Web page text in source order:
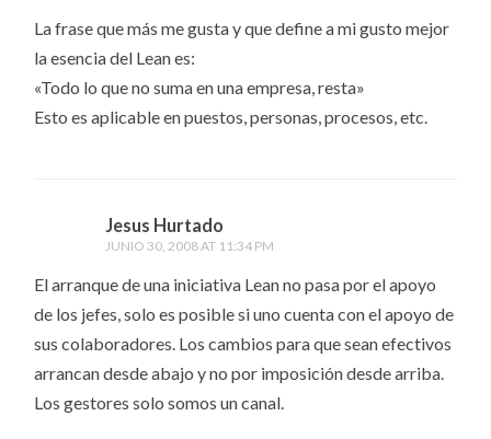
La frase que más me gusta y que define a mi gusto mejor
la esencia del Lean es:
«Todo lo que no suma en una empresa, resta»
Esto es aplicable en puestos, personas, procesos, etc.
Jesus Hurtado
JUNIO 30, 2008 AT 11:34 PM
El arranque de una iniciativa Lean no pasa por el apoyo
de los jefes, solo es posible si uno cuenta con el apoyo de
sus colaboradores. Los cambios para que sean efectivos
arrancan desde abajo y no por imposición desde arriba.
Los gestores solo somos un canal.